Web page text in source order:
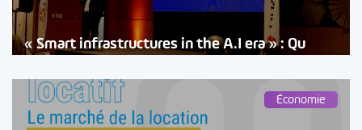
« Smart infrastructures in the A.I era » : Qu
Économie